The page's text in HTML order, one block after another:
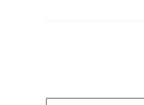
ペ